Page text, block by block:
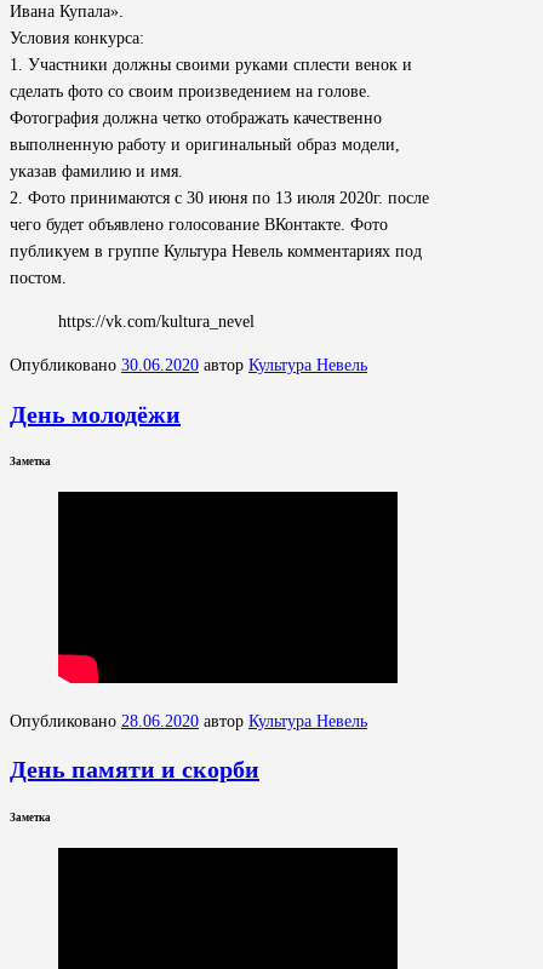
Ивана Купала».
Условия конкурса:
1. Участники должны своими руками сплести венок и
сделать фото со своим произведением на голове.
Фотография должна четко отображать качественно
выполненную работу и оригинальный образ модели,
указав фамилию и имя.
2. Фото принимаются с 30 июня по 13 июля 2020г. после
чего будет объявлено голосование ВКонтакте. Фото
публикуем в группе Культура Невель комментариях под
постом.
https://vk.com/kultura_nevel
Опубликовано 30.06.2020 автор Культура Невель
День молодёжи
Заметка
Опубликовано 28.06.2020 автор Культура Невель
День памяти и скорби
Заметка